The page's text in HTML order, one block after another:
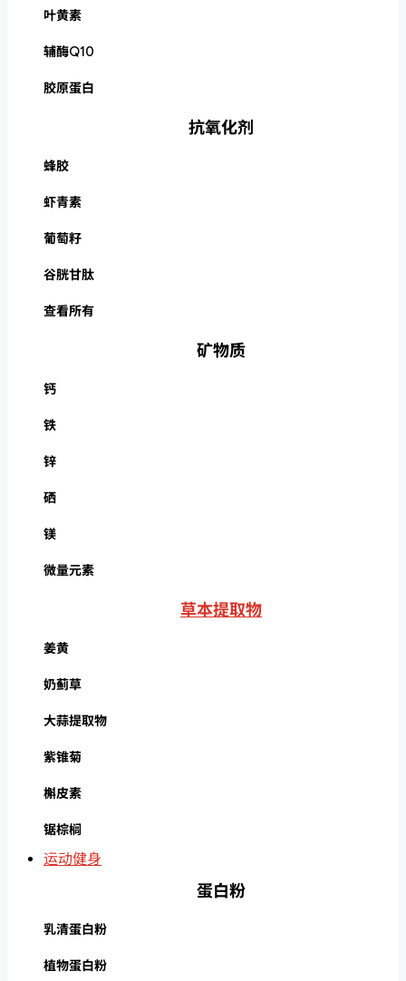
叶黄素
辅酶Q10
胶原蛋白
抗氧化剂
蜂胶
虾青素
葡萄籽
谷胱甘肽
查看所有
矿物质
钙
铁
锌
硒
镁
微量元素
草本提取物
姜黄
奶蓟草
大蒜提取物
紫锥菊
槲皮素
锯棕榈
运动健身
蛋白粉
乳清蛋白粉
植物蛋白粉